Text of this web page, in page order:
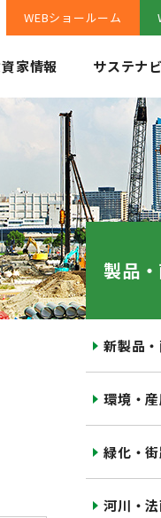
WEBショールーム
家情報 サステナ
製品
新製品
環境・
緑化・
河川・